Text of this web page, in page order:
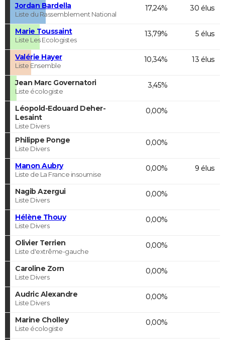
Jordan Bardella
Liste du Rassemblement National
17,24% 30 élus
Marie Toussaint
Liste Les Ecologistes
13,79% 5 élus
Valérie Hayer
Liste Ensemble
10,34% 13 élus
Jean Marc Governatori
Liste écologiste
3,45%
Léopold-Edouard Deher-
Lesaint
Liste Divers
0,00%
Philippe Ponge
Liste Divers
0,00%
Manon Aubry
Liste de La France insoumise
0,00% 9 élus
Nagib Azergui
Liste Divers
0,00%
Hélène Thouy
Liste Divers
0,00%
Olivier Terrien
Liste d'extrême-gauche
0,00%
Caroline Zorn
Liste Divers
0,00%
Audric Alexandre
Liste Divers
0,00%
Marine Cholley
Liste écologiste
0,00%